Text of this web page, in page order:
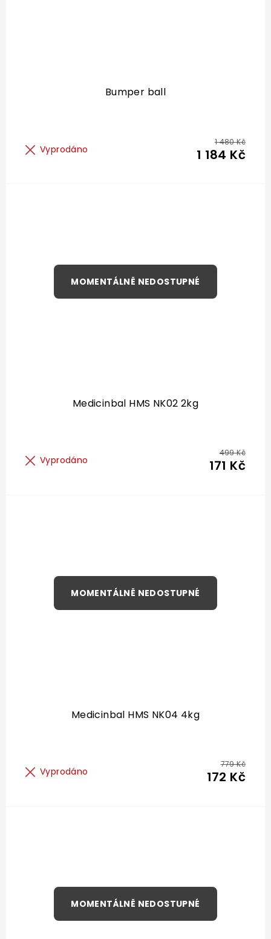
Bumper ball
Vyprodáno
1 480 Kč
1 184 Kč
Medicinbal HMS NK02 2kg
Vyprodáno
499 Kč
171 Kč
Medicinbal HMS NK04 4kg
Vyprodáno
779 Kč
172 Kč